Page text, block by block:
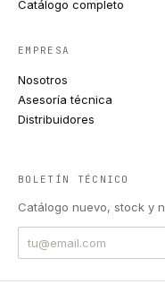
Catálogo completo
EMPRESA
Nosotros
Asesoría técnica
Distribuidores
BOLETÍN TÉCNICO
Catálogo nuevo, stock y